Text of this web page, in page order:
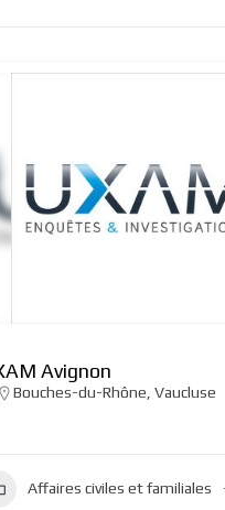
Avignon
Bouches-du-Rhône Vaucluse
Affaires civiles et familiales